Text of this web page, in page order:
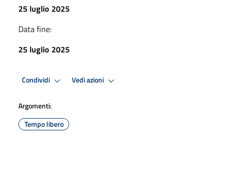
25 luglio 2025
Data fine:
25 luglio 2025
Condividi Vedi azioni
Argomenti:
Tempo libero